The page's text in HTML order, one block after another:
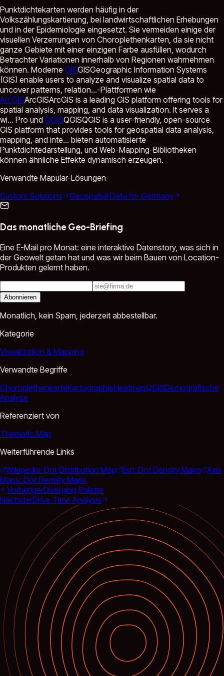
Punktdichtekarten werden häufig in der
Volkszählungskartierung, bei landwirtschaftlichen Erhebungen
und in der Epidemiologie eingesetzt. Sie vermeiden einige der
visuellen Verzerrungen von Choroplethenkarten, da sie nicht
ganze Gebiete mit einer einzigen Farbe ausfüllen, wodurch
Betrachter Variationen innerhalb von Regionen wahrnehmen
können. Moderne GISGISGeographic Information Systems
(GIS) enable users to analyze and visualize spatial data to
uncover patterns, relation...-Plattformen wie
ArcGISArcGISArcGIS is a leading GIS platform offering tools for
spatial analysis, mapping, and data visualization. It serves a
wi... Pro und QGISQGISQGIS is a user-friendly, open-source
GIS platform that provides tools for geospatial data analysis,
mapping, and inte... bieten automatisierte
Punktdichtedarstellung, und Web-Mapping-Bibliotheken
können ähnliche Effekte dynamisch erzeugen.
Verwandte Mapular-Lösungen
Custom Solutions
Geospatial Data for Germany
Das monatliche Geo-Briefing
Eine E-Mail pro Monat: eine interaktive Datenstory, was sich in
der Geowelt getan hat und was wir beim Bauen von Location-
Produkten gelernt haben.
Abonnieren
Monatlich, kein Spam, jederzeit abbestellbar.
Kategorie
Visualization & Mapping
Verwandte Begriffe
ChoroplethenkarteKartographieHeatmapQGISDemografische
Analyse
Referenziert von
Thematic Map
Weiterführende Links
Wikipedia: Dot Distribution Map
Esri: Dot Density Maps
Axis
Maps: Dot Density Maps
VorherigerDiverging Palette
NächsterDrive Time Analysis